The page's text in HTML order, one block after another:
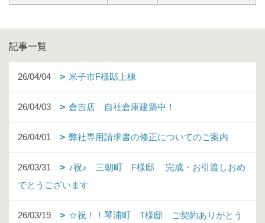
記事一覧
26/04/04 米子市F様邸上棟
26/04/03 倉吉店 自社倉庫建築中！
26/04/01 弊社専用請求書の修正についてのご案内
26/03/31
♪祝♪ 三朝町 F様邸 完成・お引渡しおめ
でとうございます
26/03/19
☆祝！！琴浦町 T様邸 ご契約ありがとう